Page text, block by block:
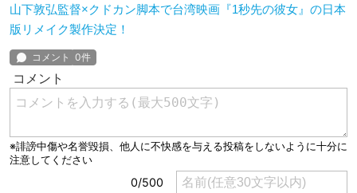
山下敦弘監督×クドカン脚本で台湾映画『1秒先の彼女』の日本
版リメイク製作決定！